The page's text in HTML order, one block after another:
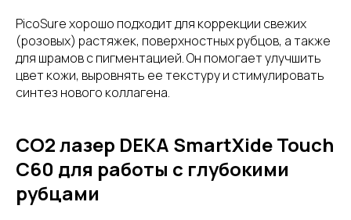
PicoSure хорошо подходит для коррекции свежих
(розовых) растяжек, поверхностных рубцов, а также
для шрамов с пигментацией. Он помогает улучшить
цвет кожи, выровнять ее текстуру и стимулировать
синтез нового коллагена.
CO2 лазер DEKA SmartXide Touch
C60 для работы с глубокими
рубцами